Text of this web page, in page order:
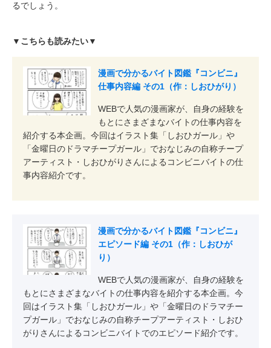
るでしょう。
▼こちらも読みたい▼
漫画で分かるバイト図鑑『コンビニ』
仕事内容編 その1（作：しおひがり）
WEBで人気の漫画家が、自身の経験を
もとにさまざまなバイトの仕事内容を
紹介する本企画。今回はイラスト集「しおひガール」や
「金曜日のドラマチープガール」でおなじみの自称チープ
アーティスト・しおひがりさんによるコンビニバイトの仕
事内容紹介です。
漫画で分かるバイト図鑑『コンビニ』
エピソード編 その1（作：しおひが
り）
WEBで人気の漫画家が、自身の経験を
もとにさまざまなバイトの仕事内容を紹介する本企画。今
回はイラスト集「しおひガール」や「金曜日のドラマチー
プガール」でおなじみの自称チープアーティスト・しおひ
がりさんによるコンビニバイトでのエピソード紹介です。